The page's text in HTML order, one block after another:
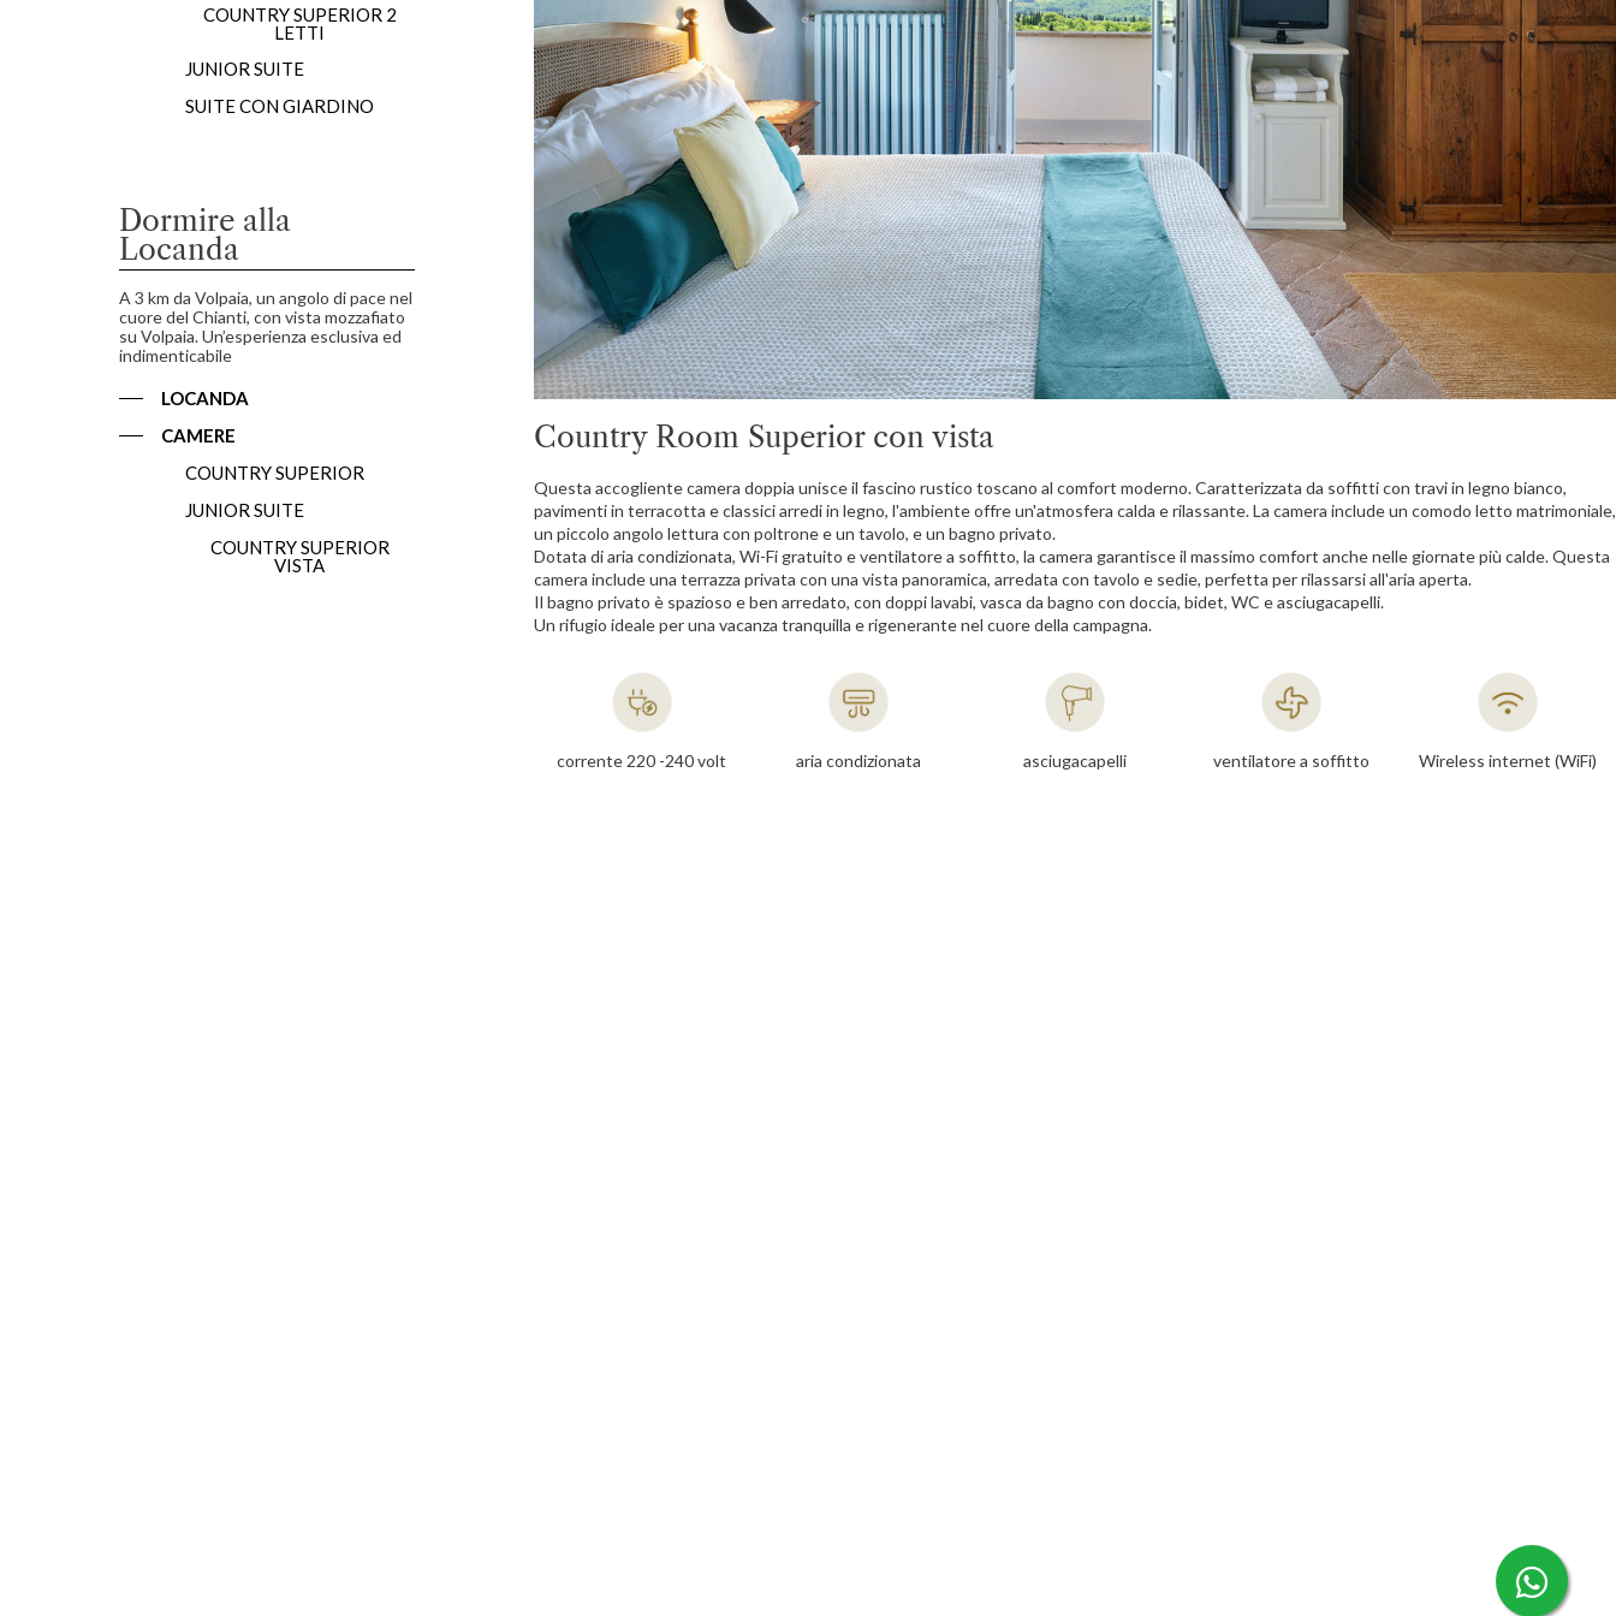
COUNTRY SUPERIOR 2
LETTI
JUNIOR SUITE
SUITE CON GIARDINO
Dormire alla
Locanda
A 3 km da Volpaia, un angolo di pace nel
cuore del Chianti, con vista mozzafiato
su Volpaia. Un’esperienza esclusiva ed
indimenticabile
LOCANDA
CAMERE
COUNTRY SUPERIOR
JUNIOR SUITE
COUNTRY SUPERIOR
VISTA
Country Room Superior con vista
Questa accogliente camera doppia unisce il fascino rustico toscano al comfort moderno. Caratterizzata da soffitti con travi in legno bianco,
pavimenti in terracotta e classici arredi in legno, l'ambiente offre un'atmosfera calda e rilassante. La camera include un comodo letto matrimoniale,
un piccolo angolo lettura con poltrone e un tavolo, e un bagno privato.
Dotata di aria condizionata, Wi-Fi gratuito e ventilatore a soffitto, la camera garantisce il massimo comfort anche nelle giornate più calde. Questa
camera include una terrazza privata con una vista panoramica, arredata con tavolo e sedie, perfetta per rilassarsi all'aria aperta.
Il bagno privato è spazioso e ben arredato, con doppi lavabi, vasca da bagno con doccia, bidet, WC e asciugacapelli.
Un rifugio ideale per una vacanza tranquilla e rigenerante nel cuore della campagna.
corrente 220 -240 volt aria condizionata asciugacapelli ventilatore a soffitto Wireless internet (WiFi)